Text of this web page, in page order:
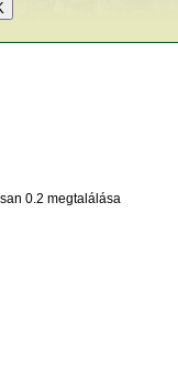
0.2 megtalálása